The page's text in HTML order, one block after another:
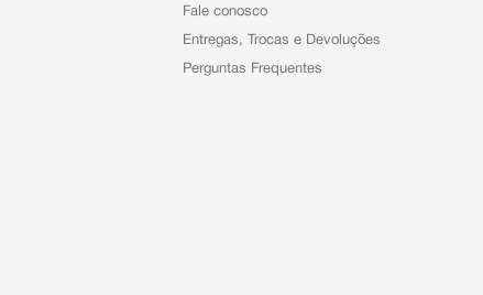
Fale conosco
Entregas, Trocas e Devoluções
Perguntas Frequentes